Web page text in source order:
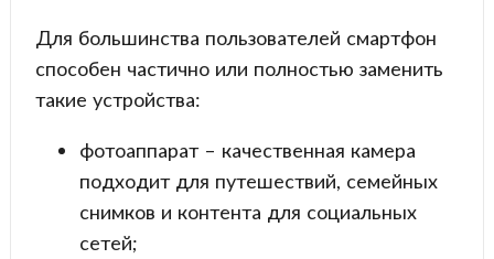
Для большинства пользователей смартфон
способен частично или полностью заменить
такие устройства:
фотоаппарат – качественная камера
подходит для путешествий, семейных
снимков и контента для социальных
сетей;